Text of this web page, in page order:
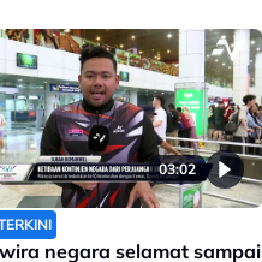
03:02
negara selamat sampai